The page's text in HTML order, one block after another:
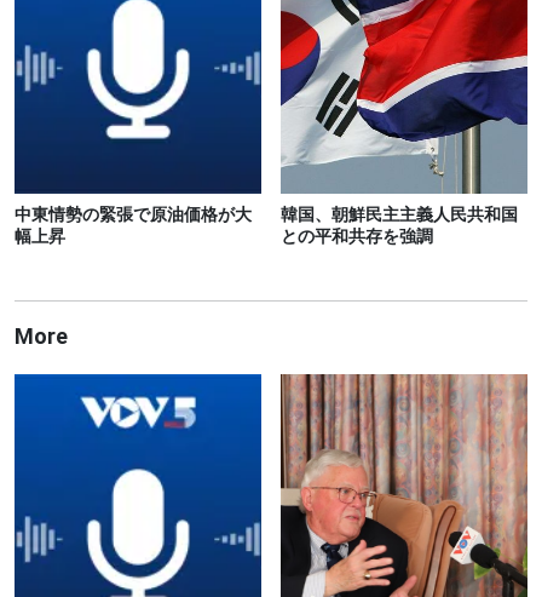
中東情勢の緊張で原油価格が大
幅上昇
韓国、朝鮮民主主義人民共和国
との平和共存を強調
More